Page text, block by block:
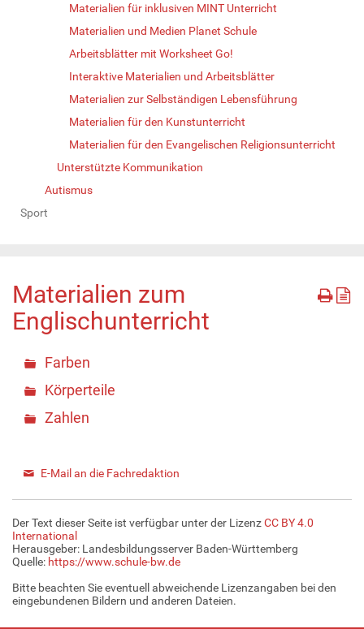
Materialien für inklusiven MINT Unterricht
Materialien und Medien Planet Schule
Arbeitsblätter mit Worksheet Go!
Interaktive Materialien und Arbeitsblätter
Materialien zur Selbständigen Lebensführung
Materialien für den Kunstunterricht
Materialien für den Evangelischen Religionsunterricht
Unterstützte Kommunikation
Autismus
Sport
Materialien zum
Englischunterricht
Farben
Körperteile
Zahlen
E-Mail an die Fachredaktion
Der Text dieser Seite ist verfügbar unter der LizenzCC BY 4.0
International
Herausgeber: Landesbildungsserver Baden-Württemberg
Quelle: https://www.schule-bw.de
Bitte beachten Sie eventuell abweichende Lizenzangaben bei den
eingebundenen Bildern und anderen Dateien.